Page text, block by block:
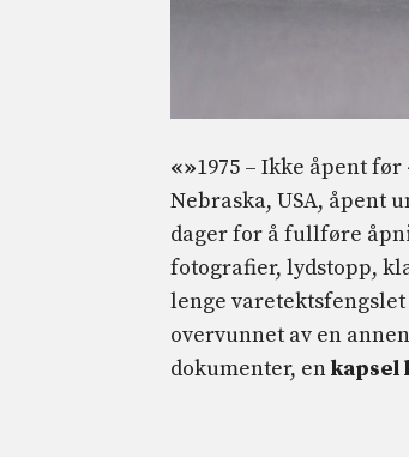
«»1975 – Ikke åpent før
Nebraska, USA, åpent
dager for å fullføre
fotografier, lydstopp,
lenge
overvunnet av en
dokumenter, enkapsel